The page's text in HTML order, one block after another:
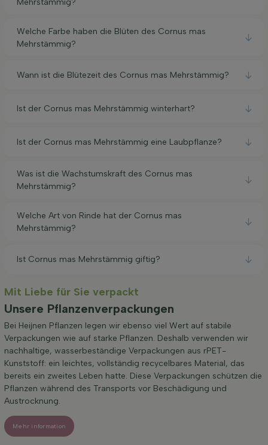
Welche Farbe haben die Blüten des Cornus mas
Mehrstämmig?
Wann ist die Blütezeit des Cornus mas Mehrstämmig?
Ist der Cornus mas Mehrstämmig winterhart?
Ist der Cornus mas Mehrstämmig eine Laubpflanze?
Was ist die Wachstumskraft des Cornus mas
Mehrstämmig?
Welche Art von Rinde hat der Cornus mas
Mehrstämmig?
Ist Cornus mas Mehrstämmig giftig?
Mit Liebe für Sie verpackt
Unsere Pflanzenverpackungen
Bei Heijnen Pflanzen legen wir ebenso viel Wert auf stabile
Verpackungen wie auf starke Pflanzen. Deshalb verwenden wir
nachhaltige, wasserbeständige Verpackungen aus rPET-
Kunststoff: ein leichtes, vollständig recycelbares Material, das
bereits ein zweites Leben hatte. Diese Verpackungen schützen die
Pflanzen während des Transports vor Beschädigung und
Austrocknung.
Mehr information